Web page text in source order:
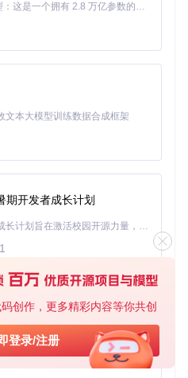
创作，更多精彩内容等你共创
登录/注册
downloader可以帮助你永久
了一场特别的直播活动，使用
下来，随时回味其中的精彩内
过源码编译的方式安装m3u8-
译的二进制文件，无需安装任
Intel芯片)
M系列芯片)
64位)
(Windows 64位)
Kimi K3 是Kimi能力最强的模型：这是一个拥有 2.8 万亿参数的混合专家（MoE）模型，具备原生视觉理解能力，并支持 100 万 token 的上下文窗口。
文本大模型训练数据合成框架
期开发者成长计划
「源启盛夏」暑期校园开发者成长计划旨在激活校园开源力量，通过积分激励、认证扶持、资源倾斜等形式，引导高校组织和开发者完成「入驻 — 建项目 — 做贡献 — 获认证 — 得资源」的完整闭环。无论你是想带领社团入驻平台的组织者，还是希望用代码贡献证明自己的开发者，都能在这里找到属于你的成长路径。
1
基于Python的Xiaozhi AI，适用于想要完整Xiaozhi体验而无需拥有专用硬件的用户。